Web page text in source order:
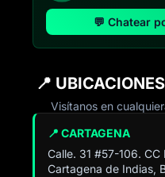
💬 Chatear
📍
Visítanos en
📍 CARTAGENA
Calle. 31 #57-106.
Cartagena de Indias,